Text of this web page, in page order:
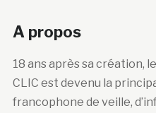
A propos
18 ans après sa création,
CLIC est devenu la
francophone de veille,